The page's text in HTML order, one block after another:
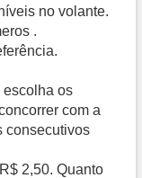
no volante.
.
escolha os
com a
consecutivos
2,50. Quanto